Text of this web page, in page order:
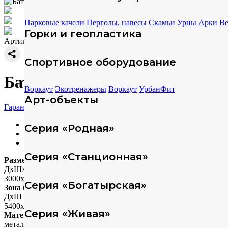
Парковые качели Перголы, навесы Скамьи Урны Арки
Горки и геопластика
Спортивное оборудование
Воркаут Экотренажеры Воркаут УрбанФит
Арт-объекты
Серия «Родная»
Серия «Станционная»
Серия «Богатырская»
Серия «Живая»
Артикул: 314167.900-2400
Батут встраиваемый
Гарантия
Характеристики
Техописание
Размеры
ДхШхВ (мм)
3000х1500х385 Прыжковая часть 2400х900
Зона безопасности
ДхШ (мм)
5400х3900
Материал
металл+пластик+резина